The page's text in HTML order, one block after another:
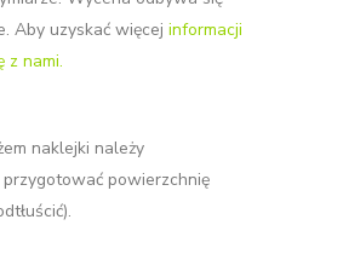
Aby uzyskać więcejinformacji
z nami.
naklejki należy
powierzchnię